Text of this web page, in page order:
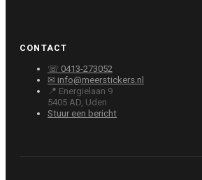
CONTACT
☏ 0413-273052
✉ info@meerstickers.nl
📍 Energielaan 9
5405 AD, Uden
Stuur een bericht